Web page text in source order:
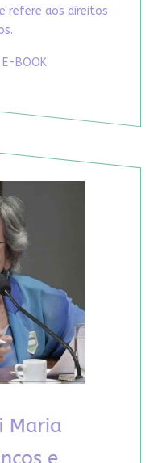
refere aos direitos
E-BOOK